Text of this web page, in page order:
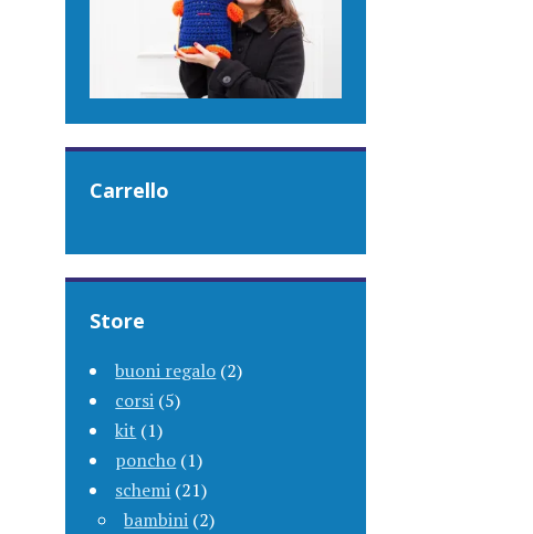
Carrello
Store
buoni regalo (2)
corsi (5)
kit (1)
poncho (1)
schemi (21)
bambini (2)